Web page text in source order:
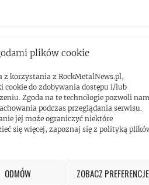
plików cookie
z korzystania z RockMetalNews.pl,
do zdobywania dostępu i/lub
Zgoda na te technologie pozwoli nam
podczas przeglądania serwisu.
jej może ograniczyć niektóre
się więcej, zapoznaj się z polityką
ODMÓW ZOBACZ PREFERENCJE